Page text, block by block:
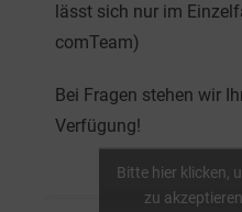
lässt sich nur im
comTeam)
Bei Fragen stehen wir
Verfügung!
Bitte hier klicken,
zu